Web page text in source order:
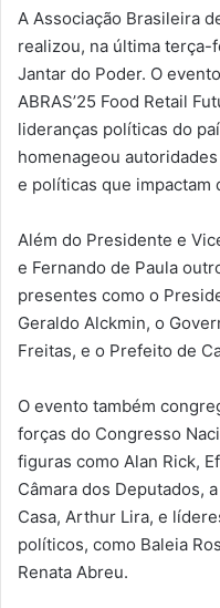
A Associação Brasileira
realizou, na última terça-
Jantar do Poder. O
ABRAS’25 Food Retail
lideranças políticas do
homenageou
e políticas que impactam
Além do Presidente e
e Fernando de Paula
presentes como o
Geraldo Alckmin, o
Freitas, e o Prefeito de
O evento também
forças do Congresso
figuras como Alan Rick,
Câmara dos Deputados,
Casa, Arthur Lira, e
políticos, como Baleia
Renata Abreu.